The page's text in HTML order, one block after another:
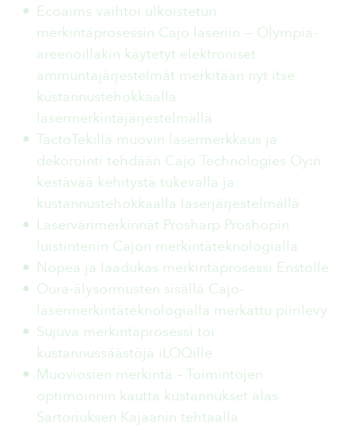
Ecoaims vaihtoi ulkoistetun
merkintäprosessin Cajo laseriin — Olympia-
areenoillakin käytetyt elektroniset
ammuntajärjestelmät merkitään nyt itse
kustannustehokkaalla
lasermerkintäjärjestelmällä
TactoTek:llä muovin lasermerkkaus ja
dekorointi tehdään Cajo Technologies Oy:n
kestävää kehitystä tukevalla ja
kustannustehokkaalla laserjärjestelmällä
Laservärimerkinnät Prosharp Proshopin
luistinteriin Cajon merkintäteknologialla
Nopea ja laadukas merkintäprosessi Enstolle
Oura-älysormusten sisällä Cajo-
lasermerkintäteknologialla merkattu piirilevy
Sujuva merkintäprosessi toi
kustannussäästöjä iLOQille
Muoviosien merkintä – Toimintojen
optimoinnin kautta kustannukset alas
Sartoriuksen Kajaanin tehtaalla